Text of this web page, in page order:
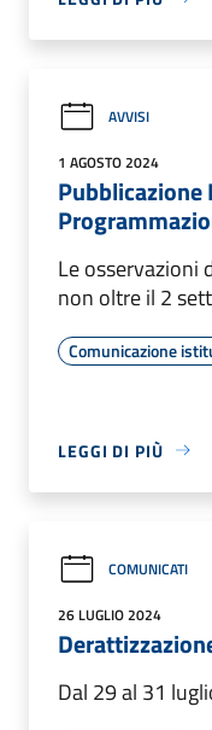
AVVISI
1 AGOSTO 2024
Pubblicazione
Le osservazioni
non oltre il 2
Comunicazione
LEGGI DI PIÙ
COMUNICATI
26 LUGLIO 2024
Dal 29 al 31